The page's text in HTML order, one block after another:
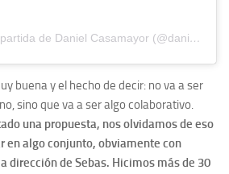
Una publicación compartida de Daniel Casamayor (@daniel_casamayor_)
buena y el hecho de decir: no va a ser
sino que va a ser algo colaborativo.
una propuesta, nos olvidamos de eso
en algo conjunto, obviamente con
dirección de Sebas. Hicimos más de 30